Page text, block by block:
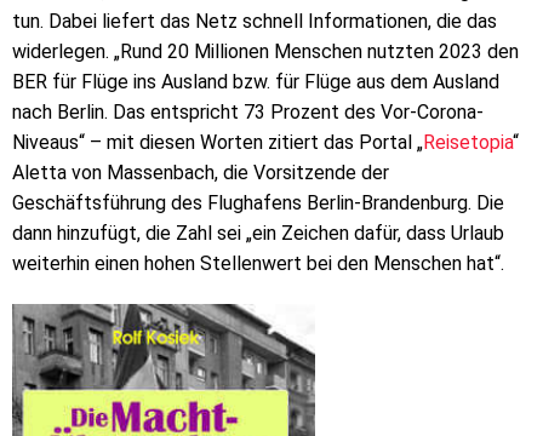
tun. Dabei liefert das Netz schnell Informationen, die das
widerlegen. „Rund 20 Millionen Menschen nutzten 2023 den
BER für Flüge ins Ausland bzw. für Flüge aus dem Ausland
nach Berlin. Das entspricht 73 Prozent des Vor-Corona-
Niveaus“ – mit diesen Worten zitiert das Portal „Reisetopia“
Aletta von Massenbach, die Vorsitzende der
Geschäftsführung des Flughafens Berlin-Brandenburg. Die
dann hinzufügt, die Zahl sei „ein Zeichen dafür, dass Urlaub
weiterhin einen hohen Stellenwert bei den Menschen hat“.